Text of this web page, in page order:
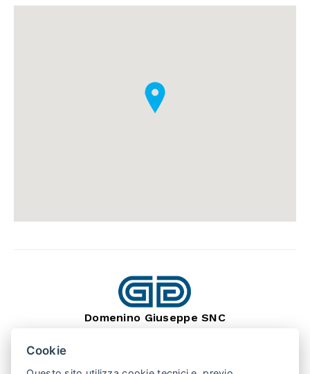
Domenino Giuseppe SNC
Cookie